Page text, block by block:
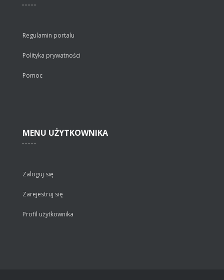
Regulamin portalu
Polityka prywatności
Pomoc
MENU UŻYTKOWNIKA
Zaloguj się
Zarejestruj się
Profil użytkownika